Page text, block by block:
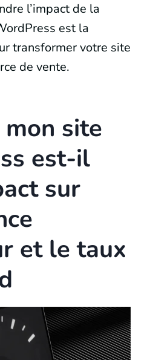
l’impact de la
est la
transformer votre site
de vente.
site
est-il
sur
et le taux